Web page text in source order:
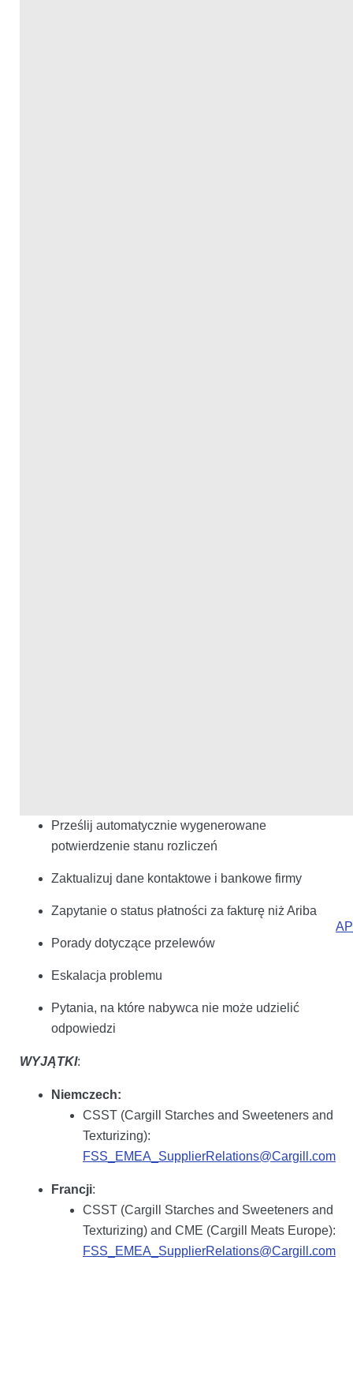
Prześlij automatycznie wygenerowane
potwierdzenie stanu rozliczeń
Zaktualizuj dane kontaktowe i bankowe firmy
Zapytanie o status płatności za fakturę niż Ariba
Porady dotyczące przelewów
Eskalacja problemu
Pytania, na które nabywca nie może udzielić
odpowiedzi
WYJĄTKI:
Niemczech:
CSST (Cargill Starches and Sweeteners and
Texturizing):
FSS_EMEA_SupplierRelations@Cargill.com
Francji:
CSST (Cargill Starches and Sweeteners and
Texturizing) and CME (Cargill Meats Europe):
FSS_EMEA_SupplierRelations@Cargill.com